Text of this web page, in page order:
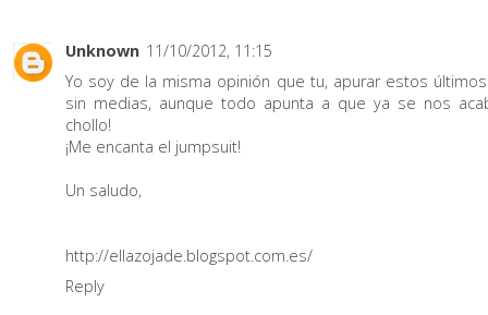
Unknown 11/10/2012, 11:15
Yo soy de la misma opinión que tu, apurar estos
sin medias, aunque todo apunta a que ya se nos
chollo!
¡Me encanta el jumpsuit!
Un saludo,
http://ellazojade.blogspot.com.es/
Reply